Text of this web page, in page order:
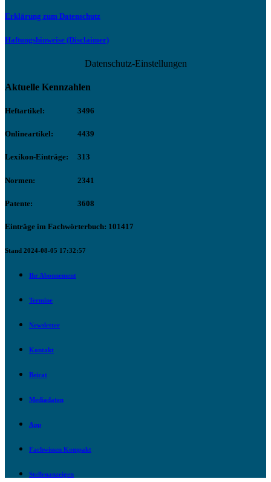
Erklärung zum Datenschutz
Haftungshinweise (Disclaimer)
Datenschutz-Einstellungen
Aktuelle Kennzahlen
Heftartikel: 3496
Onlineartikel: 4439
Lexikon-Einträge: 313
Normen: 2341
Patente: 3608
Einträge im Fachwörterbuch: 101417
Stand 2024-08-05 17:32:57
Ihr Abonnement
Termine
Newsletter
Kontakt
Beirat
Mediadaten
App
Fachwissen Kompakt
Stellenanzeigen